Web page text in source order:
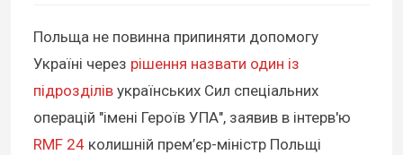
Польща не повинна припиняти допомогу
Україні через рішення назвати один із
підрозділів українських Сил спеціальних
операцій "імені Героїв УПА", заявив в інтерв'ю
RMF 24 колишній прем’єр-міністр Польщі